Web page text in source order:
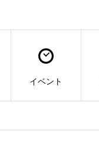
イベント